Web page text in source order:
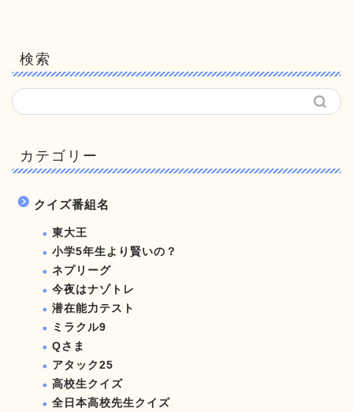
検索
カテゴリー
クイズ番組名
東大王
小学5年生より賢いの？
ネプリーグ
今夜はナゾトレ
潜在能力テスト
ミラクル9
Qさま
アタック25
高校生クイズ
全日本高校先生クイズ